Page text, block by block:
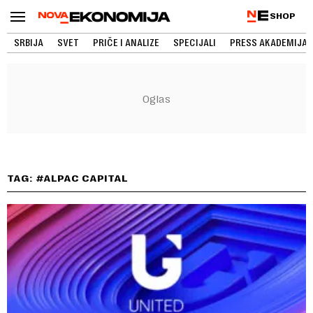
SHOP
SRBIJA SVET PRIČE I ANALIZE SPECIJALI PRESS AKADEMIJA
TAG: #ALPAC CAPITAL